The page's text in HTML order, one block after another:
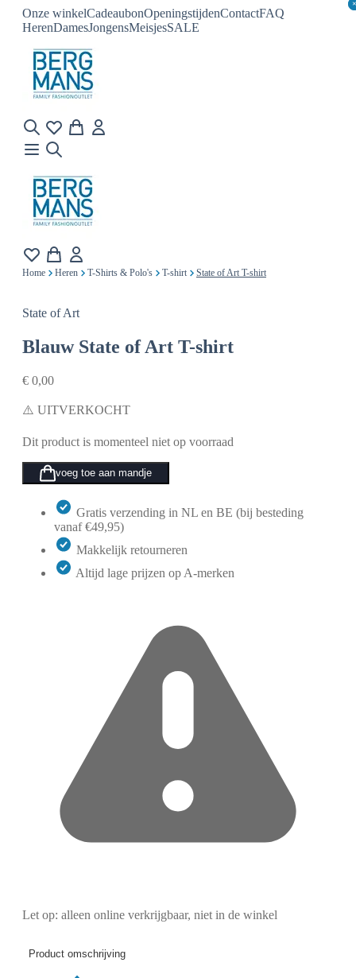
Onze winkelCadeaubonOpeningstijdenContactFAQ
HerenDamesJongensMeisjesSALE
×
×
Home Heren T-Shirts & Polo's T-shirt State of Art T-shirt
State of Art
Blauw State of Art T-shirt
€ 0,00
⚠️ UITVERKOCHT
Dit product is momenteel niet op voorraad
voeg toe aan mandje
Gratis verzending in NL en BE (bij besteding
vanaf €49,95)
Makkelijk retourneren
Altijd lage prijzen op A-merken
Let op: alleen online verkrijgbaar, niet in de winkel
Product omschrijving